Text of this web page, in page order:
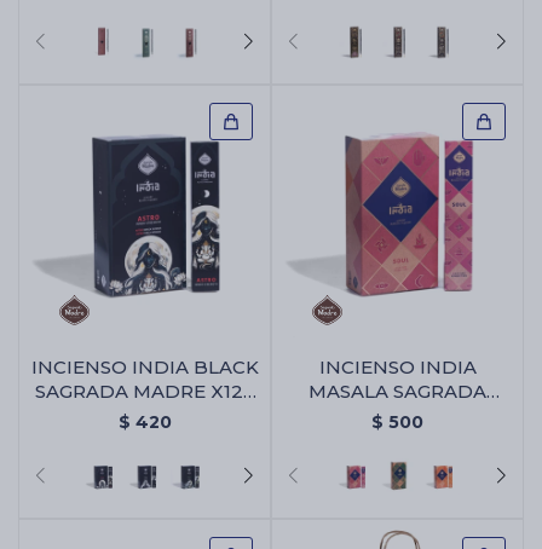
INCIENSO INDIA BLACK
SAGRADA MADRE X12 -
Astro
$ 420
INCIENSO INDIA
MASALA SAGRADA
MADRE X12 - Alma
$ 500